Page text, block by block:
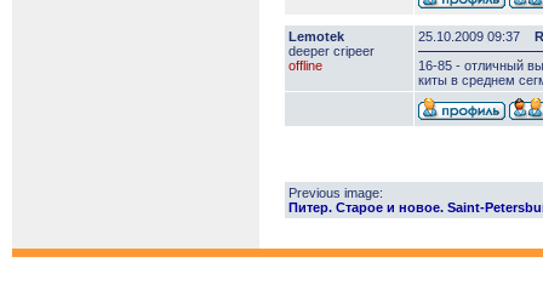
Lemotek
deeper сripeer
offline
25.10.2009 09:37
16-85 - отличный
киты в среднем
Previous image:
Питер. Старое и новое. Saint-